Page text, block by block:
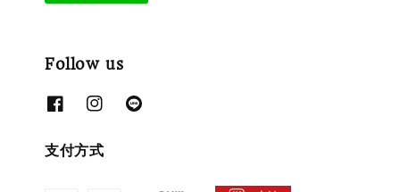
Follow us
支付方式